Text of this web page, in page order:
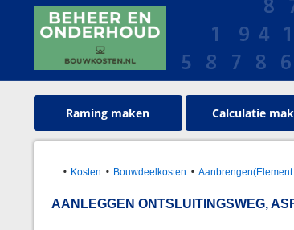
Raming maken Calculatie
Kosten Bouwdeelkosten Aanbrengen(Element
AANLEGGEN ONTSLUITINGSWEG,